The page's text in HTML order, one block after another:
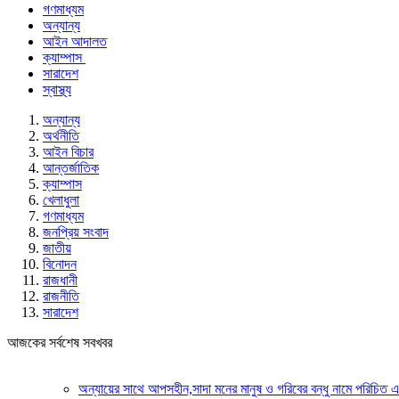
গণমাধ্যম
অন্যান্য
আইন আদালত
ক্যাম্পাস
সারাদেশ
স্বাস্থ্য
অন্যান্য
অর্থনীতি
আইন বিচার
আন্তর্জাতিক
ক্যাম্পাস
খেলাধুলা
গণমাধ্যম
জনপ্রিয় সংবাদ
জাতীয়
বিনোদন
রাজধানী
রাজনীতি
সারাদেশ
আজকের সর্বশেষ সবখবর
অন্যায়ের সাথে আপসহীন,সাদা মনের মানুষ ও গরিবের বন্ধু নামে পরিচিত